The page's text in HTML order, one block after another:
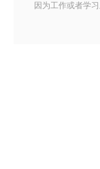
因为工作或者学